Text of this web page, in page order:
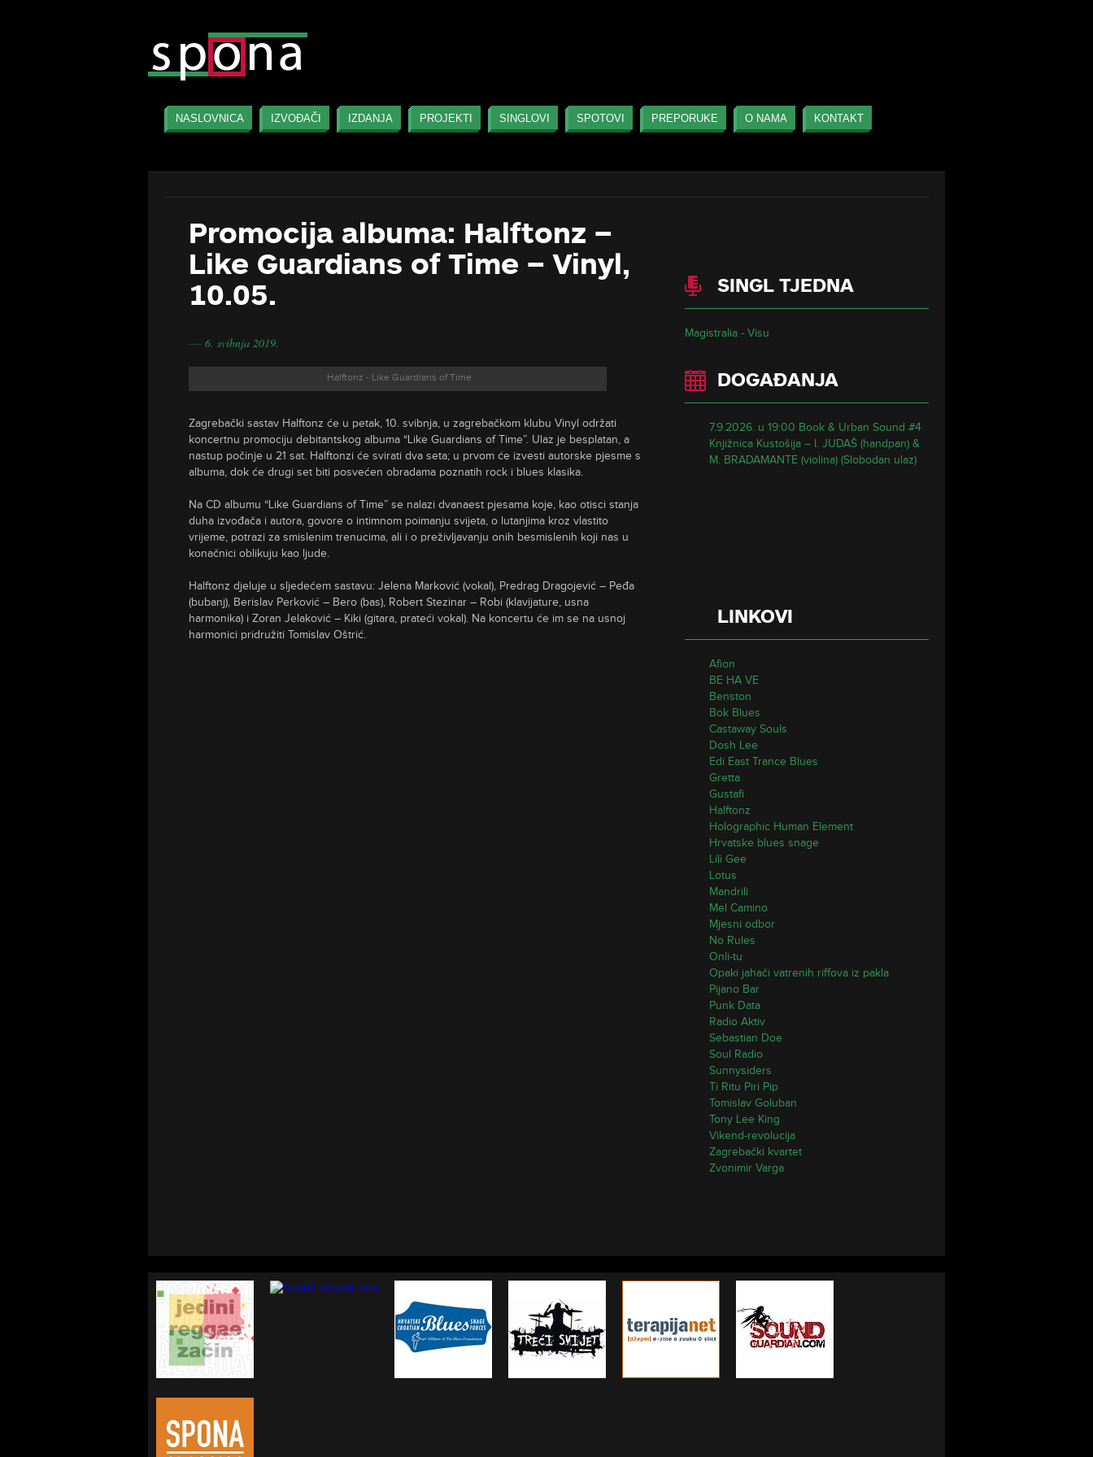
NASLOVNICA IZVOĐAČI IZDANJA PROJEKTI SINGLOVI SPOTOVI PREPORUKE O NAMA KONTAKT
Promocija albuma: Halftonz –
Like Guardians of Time – Vinyl,
10.05.
― 6. svibnja 2019.
Halftonz - Like Guardians of Time
Zagrebački sastav Halftonz će u petak, 10. svibnja, u zagrebačkom klubu Vinyl održati
koncertnu promociju debitantskog albuma “Like Guardians of Time”. Ulaz je besplatan, a
nastup počinje u 21 sat. Halftonzi će svirati dva seta; u prvom će izvesti autorske pjesme s
albuma, dok će drugi set biti posvećen obradama poznatih rock i blues klasika.
Na CD albumu “Like Guardians of Time” se nalazi dvanaest pjesama koje, kao otisci stanja
duha izvođača i autora, govore o intimnom poimanju svijeta, o lutanjima kroz vlastito
vrijeme, potrazi za smislenim trenucima, ali i o preživljavanju onih besmislenih koji nas u
konačnici oblikuju kao ljude.
Halftonz djeluje u sljedećem sastavu: Jelena Marković (vokal), Predrag Dragojević – Peđa
(bubanj), Berislav Perković – Bero (bas), Robert Stezinar – Robi (klavijature, usna
harmonika) i Zoran Jelaković – Kiki (gitara, prateći vokal). Na koncertu će im se na usnoj
harmonici pridružiti Tomislav Oštrić.
SINGL TJEDNA
Magistralia - Visu
DOGAĐANJA
7.9.2026. u 19:00 Book & Urban Sound #4
Knjižnica Kustošija – I. JUDAŠ (handpan) &
M. BRADAMANTE (violina) (Slobodan ulaz)
LINKOVI
Afion
BE HA VE
Benston
Bok Blues
Castaway Souls
Dosh Lee
Edi East Trance Blues
Gretta
Gustafi
Halftonz
Holographic Human Element
Hrvatske blues snage
Lili Gee
Lotus
Mandrili
Mel Camino
Mjesni odbor
No Rules
Onli-tu
Opaki jahači vatrenih riffova iz pakla
Pijano Bar
Punk Data
Radio Aktiv
Sebastian Doe
Soul Radio
Sunnysiders
Ti Ritu Piri Pip
Tomislav Goluban
Tony Lee King
Vikend-revolucija
Zagrebački kvartet
Zvonimir Varga